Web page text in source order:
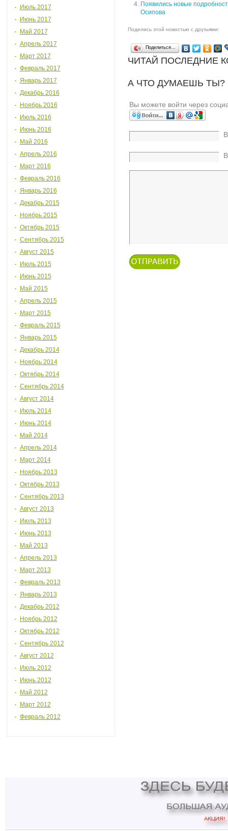
Июль 2017
Июнь 2017
Май 2017
Апрель 2017
Март 2017
Февраль 2017
Январь 2017
Декабрь 2016
Ноябрь 2016
Июль 2016
Июнь 2016
Май 2016
Апрель 2016
Март 2016
Февраль 2016
Январь 2016
Декабрь 2015
Ноябрь 2015
Октябрь 2015
Сентябрь 2015
Август 2015
Июль 2015
Июнь 2015
Май 2015
Апрель 2015
Март 2015
Февраль 2015
Январь 2015
Декабрь 2014
Ноябрь 2014
Октябрь 2014
Сентябрь 2014
Август 2014
Июль 2014
Июнь 2014
Май 2014
Апрель 2014
Март 2014
Ноябрь 2013
Октябрь 2013
Сентябрь 2013
Август 2013
Июль 2013
Июнь 2013
Май 2013
Апрель 2013
Март 2013
Февраль 2013
Январь 2013
Декабрь 2012
Ноябрь 2012
Октябрь 2012
Сентябрь 2012
Август 2012
Июль 2012
Июнь 2012
Май 2012
Март 2012
Февраль 2012
Появились новые
Осипова
Поделись этой новостью с друзьями:
Поделиться…
ЧИТАЙ ПОСЛЕДНИЕ
А ЧТО ДУМАЕШЬ
Вы можете войти через